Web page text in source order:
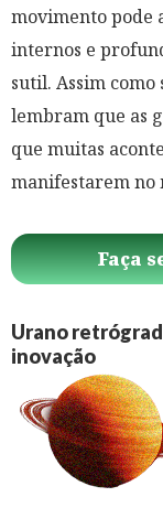
movimento pode
internos e
sutil. Assim como
lembram que as
que muitas
manifestarem no
Faça
Urano
inovação